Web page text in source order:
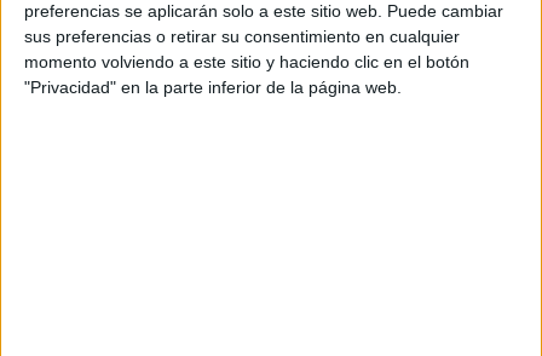
preferencias se aplicarán solo a este sitio web. Puede cambiar
sus preferencias o retirar su consentimiento en cualquier
momento volviendo a este sitio y haciendo clic en el botón
"Privacidad" en la parte inferior de la página web.